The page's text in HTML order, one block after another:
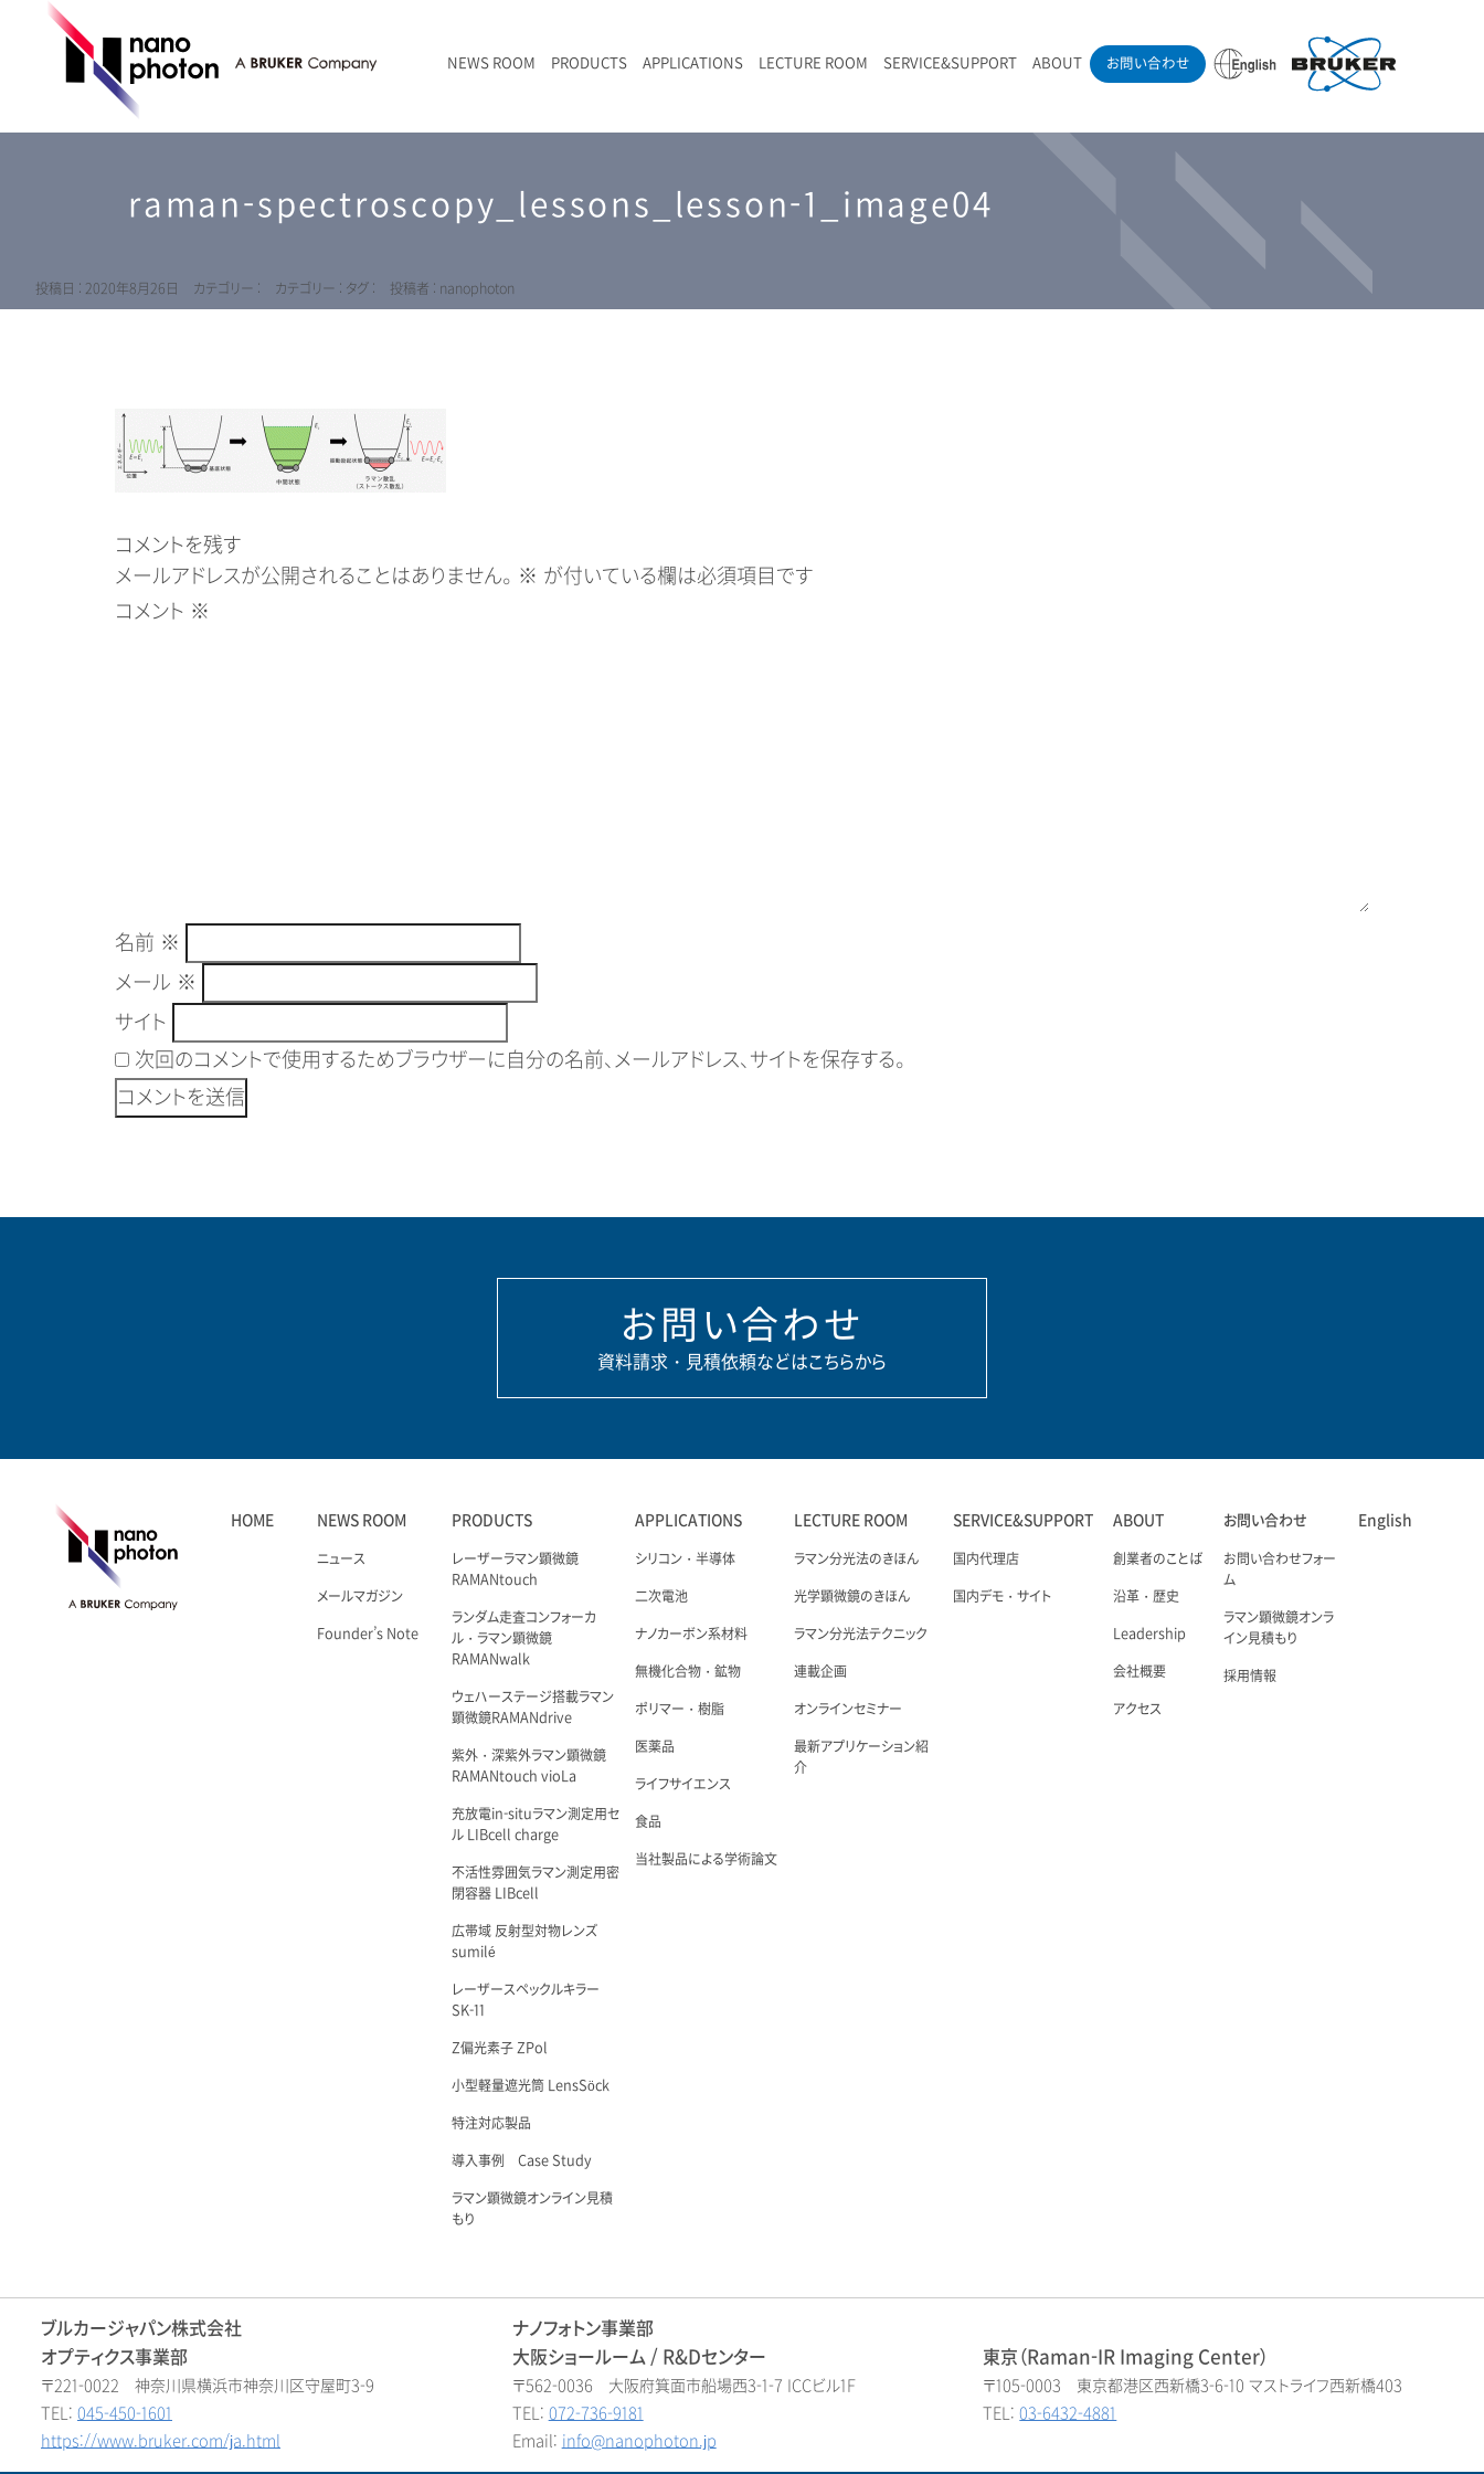
NEWS ROOM PRODUCTS
RAMANdrive | ウェハーステージ搭載ラマン顕微鏡
RAMANtouch vioLa | 紫外・深紫外ラマン顕微鏡
LIBcell charge | 充放電in-situラマン測定用セル
LIBcell | 不活性雰囲気ラマン測定用密閉容器
sumilé | 広帯域 反射型対物レンズ
SK-11 | レーザースペックルキラー
RAMAN顕微鏡オンライン見積もり
APPLICATIONS
無機化合物・鉱物
ポリマー（高分子）・樹脂
医薬品
LECTURE ROOM
オンラインセミナー 最新アプリケーション紹介
SERVICE&SUPPORT ABOUT
アクセス
お問い合わせ
raman-spectroscopy_lessons_lesson-1_image04
投稿日 : 2020年8月26日 カテゴリー : カテゴリー : タグ : 投稿者 : nanophoton
コメントを残す
メールアドレスが公開されることはありません。 ※ が付いている欄は必須項目です
コメント ※
名前 ※
メール ※
サイト
次回のコメントで使用するためブラウザーに自分の名前、メールアドレス、サイトを保存する。
お問い合わせ
資料請求・見積依頼などはこちらから
HOME NEWS ROOM
ニュース
メールマガジン
Founder’s Note
PRODUCTS
レーザーラマン顕微鏡
RAMANtouch
ランダム走査コンフォーカ
ル・ラマン顕微鏡
RAMANwalk
ウェハーステージ搭載ラマン
顕微鏡RAMANdrive
紫外・深紫外ラマン顕微鏡
RAMANtouch vioLa
充放電in-situラマン測定用セ
ル LIBcell charge
不活性雰囲気ラマン測定用密
閉容器 LIBcell
広帯域 反射型対物レンズ
sumilé
レーザースペックルキラー
SK-11
Z偏光素子 ZPol
小型軽量遮光筒 LensSöck
特注対応製品
導入事例 Case Study
ラマン顕微鏡オンライン見積
もり
APPLICATIONS
シリコン・半導体
二次電池
ナノカーボン系材料
無機化合物・鉱物
ポリマー・樹脂
医薬品
ライフサイエンス
食品
当社製品による学術論文
LECTURE ROOM
ラマン分光法のきほん
光学顕微鏡のきほん
ラマン分光法テクニック
連載企画
オンラインセミナー
最新アプリケーション紹
介
SERVICE&SUPPORT
国内代理店
国内デモ・サイト
ABOUT
創業者のことば
沿革・歴史
Leadership
会社概要
アクセス
お問い合わせ
お問い合わせフォー
ム
ラマン顕微鏡オンラ
イン見積もり
採用情報
English
ブルカージャパン株式会社
オプティクス事業部
〒221-0022 神奈川県横浜市神奈川区守屋町3-9
TEL: 045-450-1601
https://www.bruker.com/ja.html
ナノフォトン事業部
大阪ショールーム / R&Dセンター
〒562-0036 大阪府箕面市船場西3-1-7 ICCビル1F
TEL: 072-736-9181
Email: info@nanophoton.jp
東京（Raman-IR Imaging Center）
〒105-0003 東京都港区西新橋3-6-10 マストライフ西新橋403
TEL:03-6432-4881